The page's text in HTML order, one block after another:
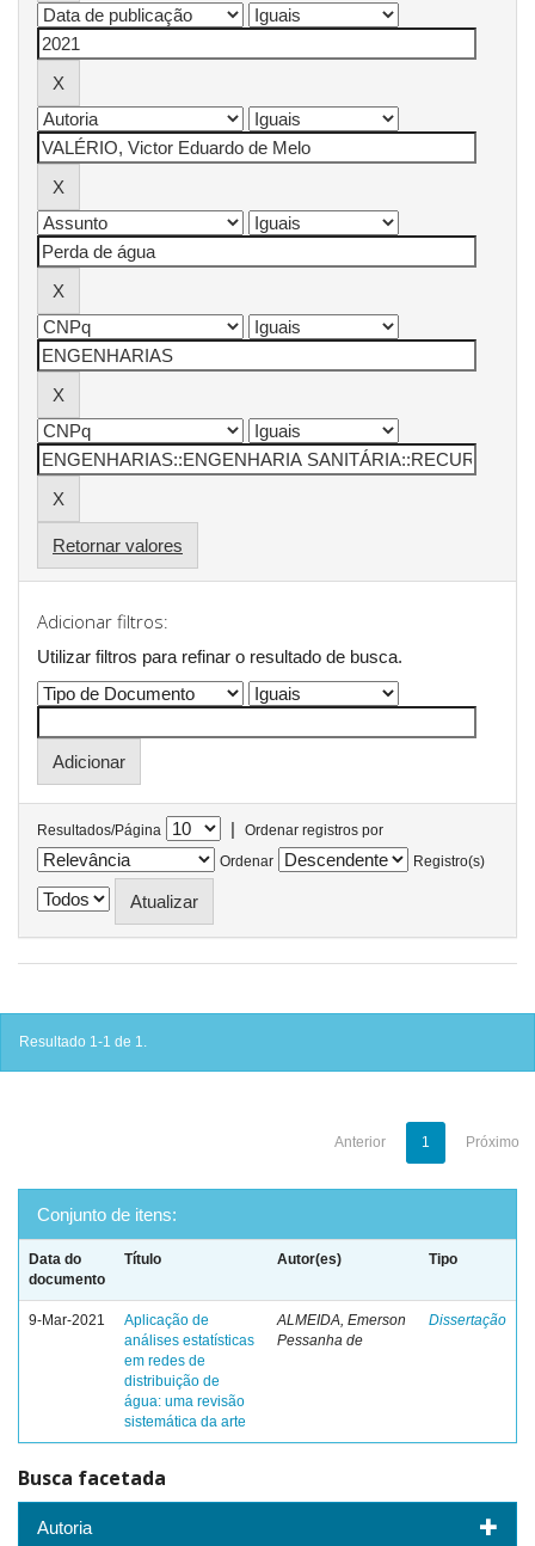
Retornar valores
Adicionar filtros:
Utilizar filtros para refinar o resultado de busca.
Resultados/Página |
Ordenar registros por
Ordenar
Registro(s)
Resultado 1-1 de 1.
Anterior 1 Próximo
Conjunto de itens:
Data do
documento
Título Autor(es) Tipo
9-Mar-2021
Aplicação de
análises estatísticas
em redes de
distribuição de
água: uma revisão
sistemática da arte
ALMEIDA, Emerson
Pessanha de
Dissertação
Busca facetada
Autoria